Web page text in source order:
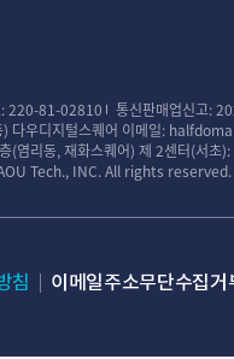
: 220-81-02810
통신판매업신고:
다우디지털스퀘어 이메일:
(염리동, 재화스퀘어) 제 2센터(서초
Tech., INC. All rights reserved.
침 이메일주소무단수집거